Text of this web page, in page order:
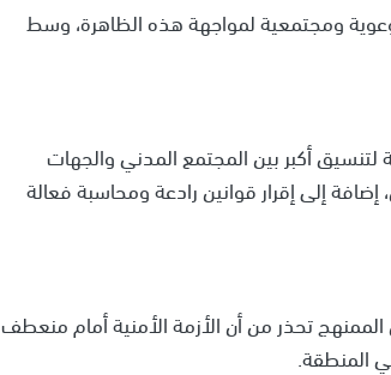
ومجتمعية لمواجهة هذه الظاهرة، وسط
أكبر بين المجتمع المدني والجهات
إلى إقرار قوانين رادعة ومحاسبة فعالة
تحذر من أن الأزمة الأمنية أمام منعطف
المنطقة.